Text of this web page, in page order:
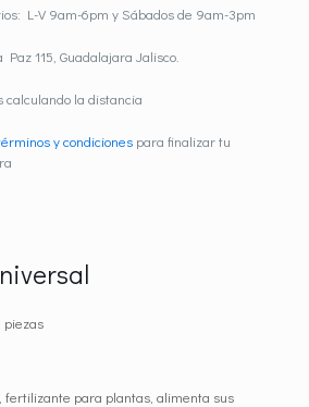
L-V 9am-6pm y Sábados de 9am-3pm
Paz 115, Guadalajara Jalisco.
calculando la distancia
y condiciones para finalizar tu
piezas
fertilizante para plantas, alimenta sus